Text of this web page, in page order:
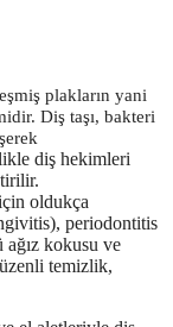
plakların yani
Diş taşı, bakteri
diş hekimleri
oldukça
periodontitis
ağız kokusu ve
temizlik,